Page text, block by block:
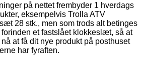
på nettet frembyder 1 hverdags
eksempelvis Trolla ATV
28 stk., men som trods alt betinges
et fastslået klokkeslæt, så at
at få dit nye produkt på posthuset
har fyraften.